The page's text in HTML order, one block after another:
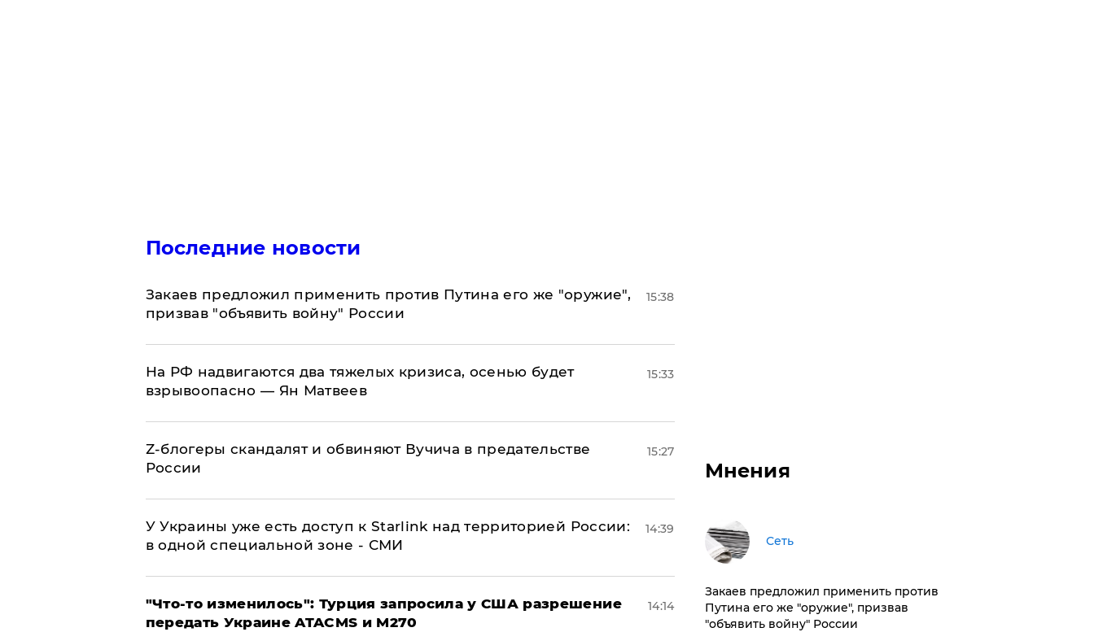
Последние новости
Закаев предложил применить против Путина его же "оружие",
призвав "объявить войну" России
15:38
На РФ надвигаются два тяжелых кризиса, осенью будет
взрывоопасно — Ян Матвеев
15:33
Z-блогеры скандалят и обвиняют Вучича в предательстве
России
15:27
У Украины уже есть доступ к Starlink над территорией России:
в одной специальной зоне - СМИ
14:39
​"Что-то изменилось": Турция запросила у США разрешение
передать Украине ATACMS и M270
14:14
Мнения
Сеть
Закаев предложил применить против
Путина его же "оружие", призвав
"объявить войну" России